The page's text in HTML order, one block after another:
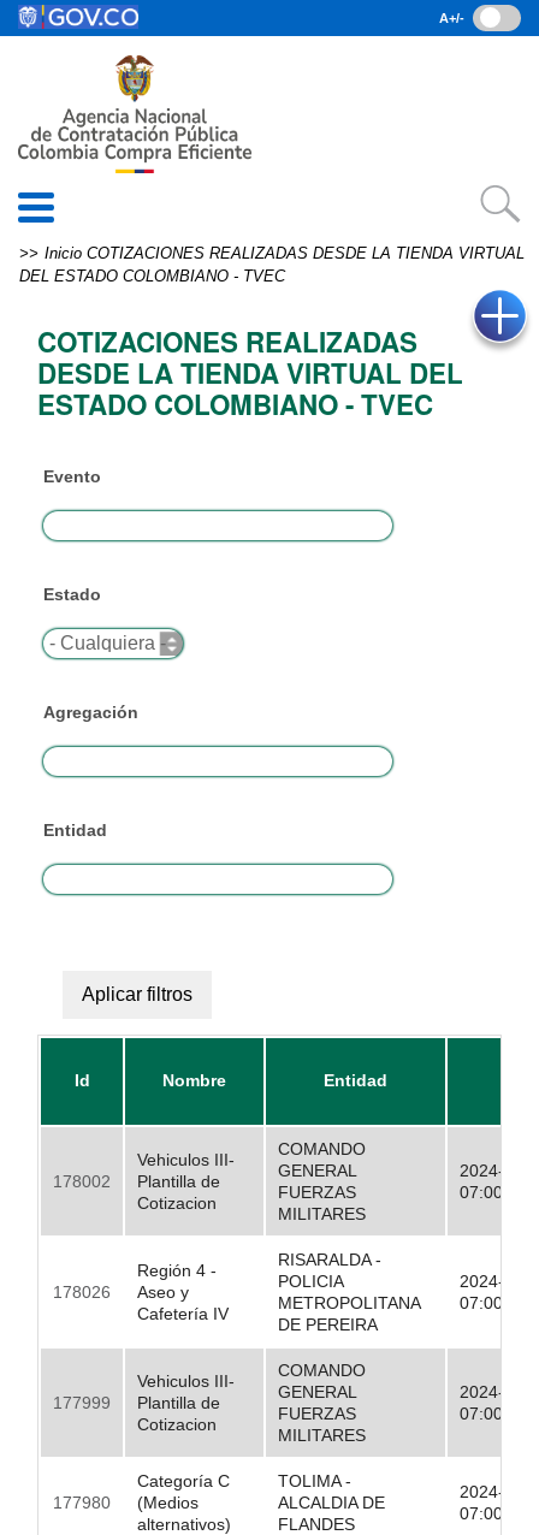
Pasar al contenido principal
• Consulta RUES
• Preguntas Frecuentes
search
A+/-
Inicio COTIZACIONES REALIZADAS DESDE LA TIENDA VIRTUAL
DEL ESTADO COLOMBIANO - TVEC
COTIZACIONES REALIZADAS
DESDE LA TIENDA VIRTUAL DEL
ESTADO COLOMBIANO - TVEC
Evento
Estado
Agregación
Entidad
Id Nombre Entidad
178002
Vehiculos III-
Plantilla de
Cotizacion
COMANDO
GENERAL
FUERZAS
MILITARES
2024-09-
178026
Región 4 -
Aseo y
Cafetería IV
RISARALDA -
POLICIA
METROPOLITANA
DE PEREIRA
2024-09-
177999
Vehiculos III-
Plantilla de
Cotizacion
COMANDO
GENERAL
FUERZAS
MILITARES
2024-09-
177980
Categoría C
(Medios
alternativos)
TOLIMA -
ALCALDIA DE
FLANDES
2024-09-